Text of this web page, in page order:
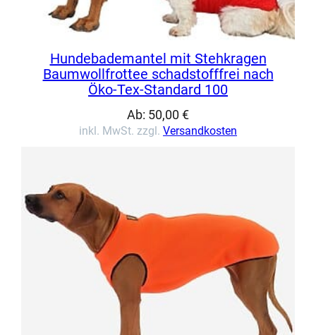
Hundebademantel mit Stehkragen
Baumwollfrottee schadstofffrei nach
Öko-Tex-Standard 100
Ab: 50,00 €
inkl. MwSt. zzgl. Versandkosten